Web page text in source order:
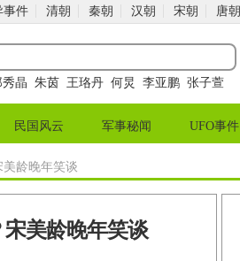
事件 清朝 秦朝 汉朝 宋朝 唐朝
秀晶 朱茵 王珞丹 何炅 李亚鹏 张子萱
民国风云 军事秘闻 UFO事件
龄晚年笑谈
美龄晚年笑谈